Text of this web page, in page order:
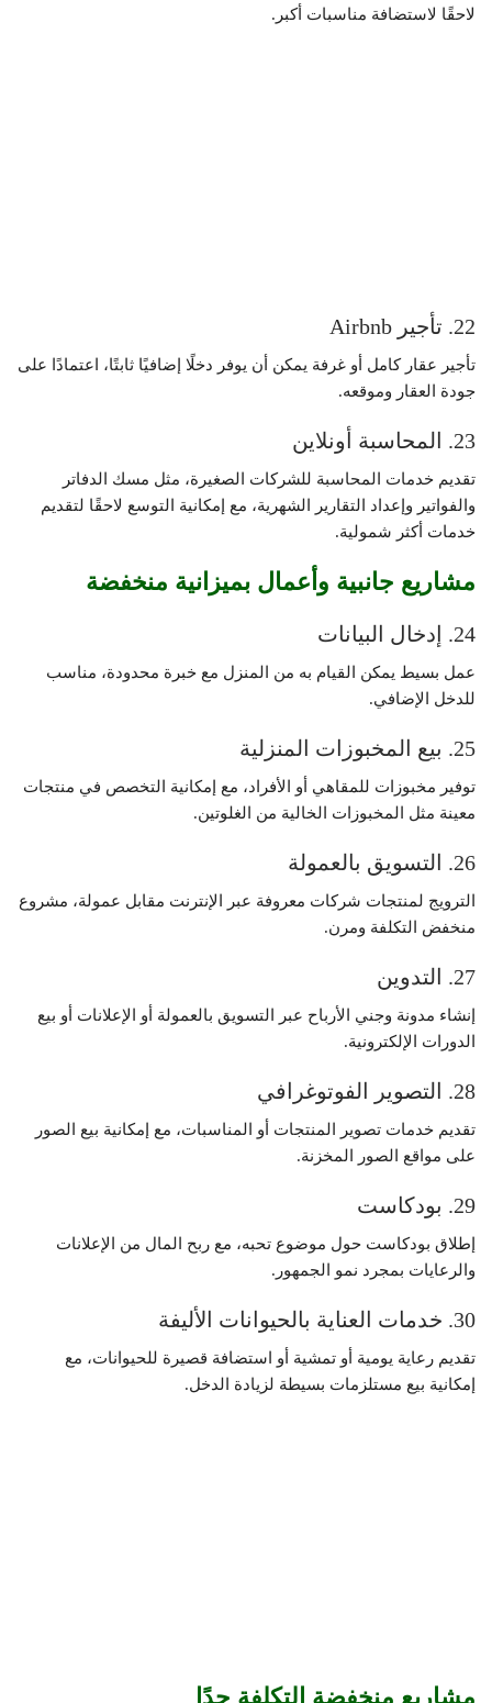
لاحقًا لاستضافة مناسبات أكبر.
22. تأجير Airbnb
تأجير عقار كامل أو غرفة يمكن أن يوفر دخلًا إضافيًا ثابتًا، اعتمادًا على
جودة العقار وموقعه.
23. المحاسبة أونلاين
تقديم خدمات المحاسبة للشركات الصغيرة، مثل مسك الدفاتر
والفواتير وإعداد التقارير الشهرية، مع إمكانية التوسع لاحقًا لتقديم
خدمات أكثر شمولية.
مشاريع جانبية وأعمال بميزانية منخفضة
24. إدخال البيانات
عمل بسيط يمكن القيام به من المنزل مع خبرة محدودة، مناسب
للدخل الإضافي.
25. بيع المخبوزات المنزلية
توفير مخبوزات للمقاهي أو الأفراد، مع إمكانية التخصص في منتجات
معينة مثل المخبوزات الخالية من الغلوتين.
26. التسويق بالعمولة
الترويج لمنتجات شركات معروفة عبر الإنترنت مقابل عمولة، مشروع
منخفض التكلفة ومرن.
27. التدوين
إنشاء مدونة وجني الأرباح عبر التسويق بالعمولة أو الإعلانات أو بيع
الدورات الإلكترونية.
28. التصوير الفوتوغرافي
تقديم خدمات تصوير المنتجات أو المناسبات، مع إمكانية بيع الصور
على مواقع الصور المخزنة.
29. بودكاست
إطلاق بودكاست حول موضوع تحبه، مع ربح المال من الإعلانات
والرعايات بمجرد نمو الجمهور.
30. خدمات العناية بالحيوانات الأليفة
تقديم رعاية يومية أو تمشية أو استضافة قصيرة للحيوانات، مع
إمكانية بيع مستلزمات بسيطة لزيادة الدخل.
مشاريع منخفضة التكلفة جدًا